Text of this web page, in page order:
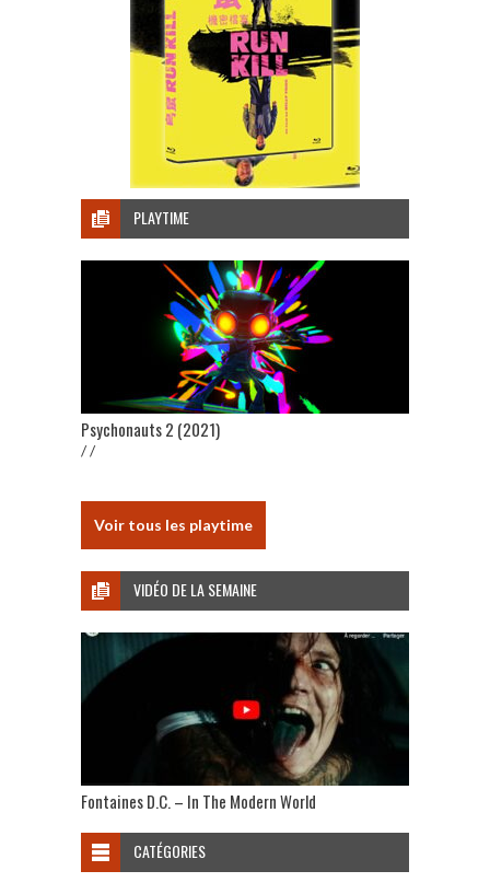
PLAYTIME
Psychonauts 2 (2021)
/ /
Voir tous les playtime
VIDÉO DE LA SEMAINE
Fontaines D.C. – In The Modern World
CATÉGORIES